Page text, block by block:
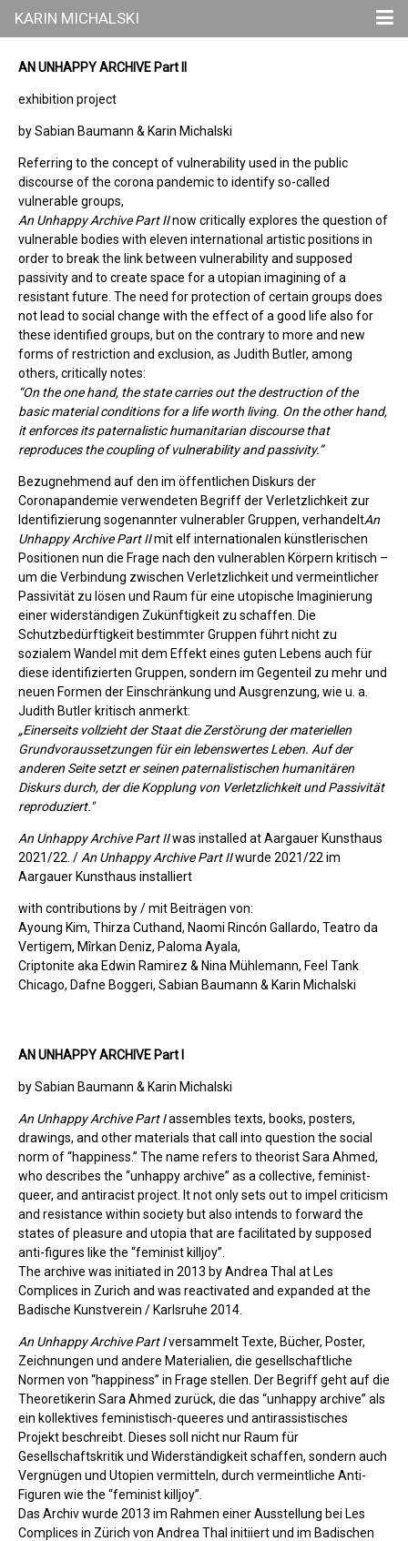
KARIN MICHALSKI
AN UNHAPPY ARCHIVE Part II
exhibition project
by Sabian Baumann & Karin Michalski
Referring to the concept of vulnerability used in the public
discourse of the corona pandemic to identify so-called
vulnerable groups,
An Unhappy Archive Part IInow critically explores the question of
vulnerable bodies with eleven international artistic positions in
order to break the link between vulnerability and supposed
passivity and to create space for a utopian imagining of a
resistant future. The need for protection of certain groups does
not lead to social change with the effect of a good life also for
these identified groups, but on the contrary to more and new
forms of restriction and exclusion, as Judith Butler, among
others, critically notes:
“On the one hand, the state carries out the destruction of the
basic material conditions for a life worth living. On the other hand,
it enforces its paternalistic humanitarian discourse that
reproduces the coupling of vulnerability and passivity.”
Bezugnehmend auf den im öffentlichen Diskurs der
Coronapandemie verwendeten Begriff der Verletzlichkeit zur
Identifizierung sogenannter vulnerabler Gruppen, verhandeltAn
Unhappy Archive Part IImit elf internationalen künstlerischen
Positionen nun die Frage nach den vulnerablen Körpern kritisch –
um die Verbindung zwischen Verletzlichkeit und vermeintlicher
Passivität zu lösen und Raum für eine utopische Imaginierung
einer widerständigen Zukünftigkeit zu schaffen. Die
Schutzbedürftigkeit bestimmter Gruppen führt nicht zu
sozialem Wandel mit dem Effekt eines guten Lebens auch für
diese identifizierten Gruppen, sondern im Gegenteil zu mehr und
neuen Formen der Einschränkung und Ausgrenzung, wie u. a.
Judith Butler kritisch anmerkt:
„Einerseits vollzieht der Staat die Zerstörung der materiellen
Grundvoraussetzungen für ein lebenswertes Leben. Auf der
anderen Seite setzt er seinen paternalistischen humanitären
Diskurs durch, der die Kopplung von Verletzlichkeit und Passivität
reproduziert."
An Unhappy Archive Part IIwas installed at Aargauer Kunsthaus
2021/22. / An Unhappy Archive Part IIwurde 2021/22 im
Aargauer Kunsthaus installiert
with contributions by / mit Beiträgen von:
Ayoung Kim, Thirza Cuthand, Naomi Rincón Gallardo, Teatro da
Vertigem, Mîrkan Deniz, Paloma Ayala,
Criptonite aka Edwin Ramirez & Nina Mühlemann, Feel Tank
Chicago, Dafne Boggeri, Sabian Baumann & Karin Michalski
AN UNHAPPY ARCHIVE Part I
by Sabian Baumann & Karin Michalski
An Unhappy Archive Part Iassembles texts, books, posters,
drawings, and other materials that call into question the social
norm of “happiness.” The name refers to theorist Sara Ahmed,
who describes the “unhappy archive” as a collective, feminist-
queer, and antiracist project. It not only sets out to impel criticism
and resistance within society but also intends to forward the
states of pleasure and utopia that are facilitated by supposed
anti-figures like the “feminist killjoy”.
The archive was initiated in 2013 by Andrea Thal at Les
Complices in Zurich and was reactivated and expanded at the
Badische Kunstverein / Karlsruhe 2014.
An Unhappy Archive Part Iversammelt Texte, Bücher, Poster,
Zeichnungen und andere Materialien, die gesellschaftliche
Normen von “happiness” in Frage stellen. Der Begriff geht auf die
Theoretikerin Sara Ahmed zurück, die das “unhappy archive” als
ein kollektives feministisch-queeres und antirassistisches
Projekt beschreibt. Dieses soll nicht nur Raum für
Gesellschaftskritik und Widerständigkeit schaffen, sondern auch
Vergnügen und Utopien vermitteln, durch vermeintliche Anti-
Figuren wie the “feminist killjoy”.
Das Archiv wurde 2013 im Rahmen einer Ausstellung bei Les
Complices in Zürich von Andrea Thal initiiert und im Badischen